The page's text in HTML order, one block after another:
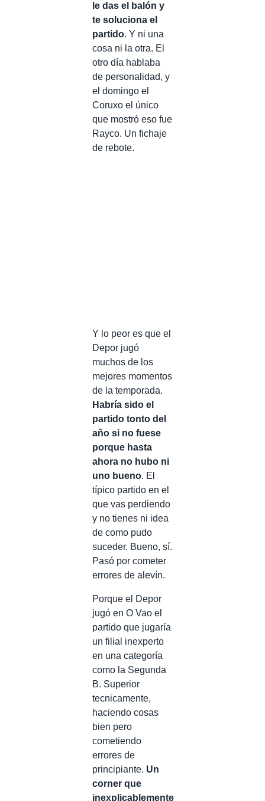
le das el balón y
te soluciona el
partido. Y ni una
cosa ni la otra. El
otro día hablaba
de personalidad, y
el domingo el
Coruxo el único
que mostró eso fue
Rayco. Un fichaje
de rebote.
Y lo peor es que el
Depor jugó
muchos de los
mejores momentos
de la temporada.
Habría sido el
partido tonto del
año si no fuese
porque hasta
ahora no hubo ni
uno bueno. El
típico partido en el
que vas perdiendo
y no tienes ni idea
de como pudo
suceder. Bueno, sí.
Pasó por cometer
errores de alevín.
Porque el Depor
jugó en O Vao el
partido que jugaría
un filial inexperto
en una categoría
como la Segunda
B. Superior
tecnicamente,
haciendo cosas
bien pero
cometiendo
errores de
principiante. Un
corner que
inexplicablemente